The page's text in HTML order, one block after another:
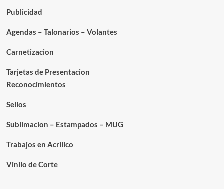
Publicidad
Agendas – Talonarios – Volantes
Carnetizacion
Tarjetas de Presentacion
Reconocimientos
Sellos
Sublimacion – Estampados – MUG
Trabajos en Acrilico
Vinilo de Corte